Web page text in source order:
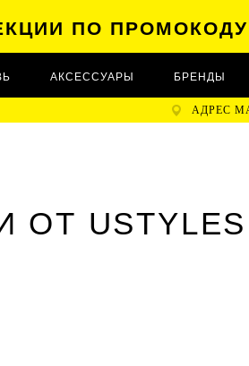
ПО ПРОМОКОДУ
АДРЕС
АКСЕССУАРЫ БРЕНДЫ
USTYLES